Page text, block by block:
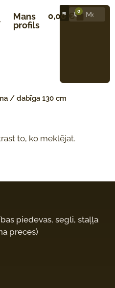
Mans
profils
0,00 € 0
/ dabīga 130 cm
to, ko meklējat.
piedevas, segli, staļļa
preces)